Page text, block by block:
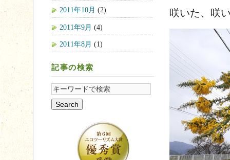
咲いた、咲
2011年10月 (2)
2011年9月 (4)
2011年8月 (1)
記事の検索